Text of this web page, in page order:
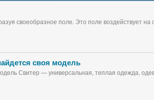
своеобразное поле. Это поле воздействует
своя модель
Свитер — универсальная, теплая одежда,